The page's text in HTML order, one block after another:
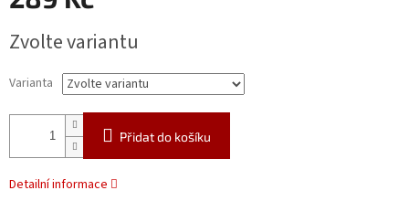
cena:
Zvolte variantu
Varianta
Přidat do košíku
Detailní informace